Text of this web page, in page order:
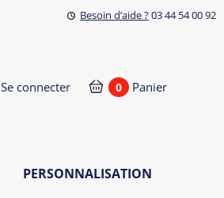
Besoin d’aide ?03 44 54 00 92
Se connecter 0 Panier
PERSONNALISATION